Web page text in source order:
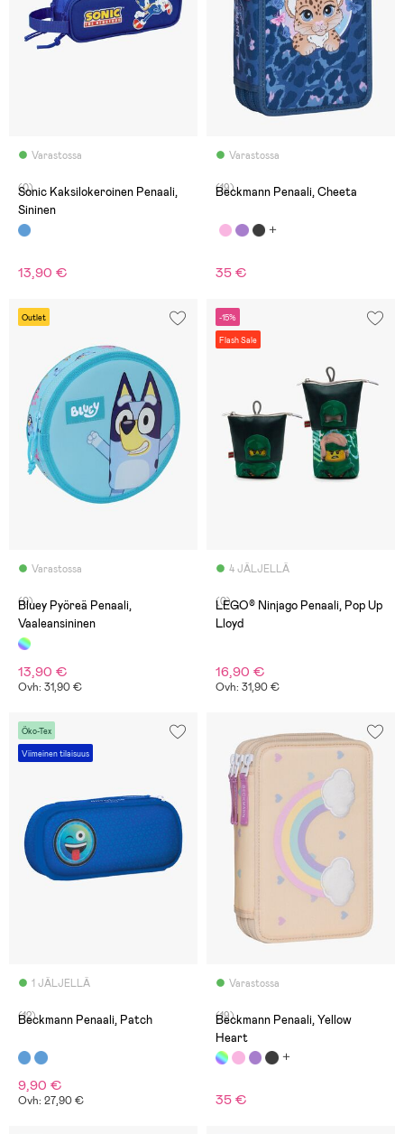
Varastossa
(0)
Sonic Kaksilokeroinen Penaali,
Sininen
13,90 €
Varastossa
(19)
Beckmann Penaali, Cheeta
35 €
Outlet
Varastossa
(0)
Bluey Pyöreä Penaali,
Vaaleansininen
13,90 €
Ovh: 31,90 €
-15%
Flash Sale
4 JÄLJELLÄ
(0)
LEGO® Ninjago Penaali, Pop Up
Lloyd
16,90 €
Ovh: 31,90 €
Öko-Tex
Viimeinen tilaisuus
1 JÄLJELLÄ
(12)
Beckmann Penaali, Patch
9,90 €
Ovh: 27,90 €
Varastossa
(19)
Beckmann Penaali, Yellow
Heart
35 €